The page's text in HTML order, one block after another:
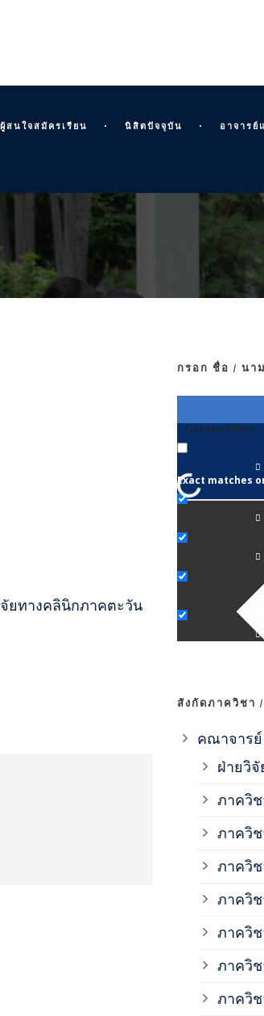
ผู้สนใจสมัครเรียน นิสิตปัจจุบัน อาจารย์
ยทางคลินิกภาคตะวัน
กรอก ชื่อ / นา
Generic filters
Exact matches
สังกัดภาควิชา
คณาจารย์
ฝ่ายวิ
ภาควิ
ภาควิ
ภาควิ
ภาควิ
ภาควิ
ภาควิ
ภาควิ